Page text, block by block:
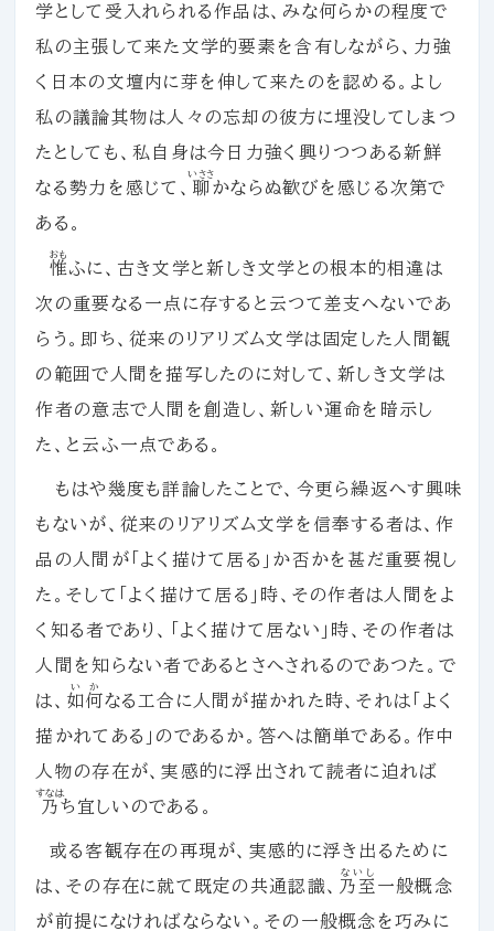
学として受入れられる作品は、みな何らかの程度で
私の主張して来た文学的要素を含有しながら、力強
く日本の文壇内に芽を伸して来たのを認める。よし
私の議論其物は人々の忘却の彼方に埋没してしまつ
たとしても、私自身は今日力強く興りつつある新鮮
なる勢力を感じて、 聊
いささ
かならぬ歓びを感じる次第で
ある。
惟
おも
ふに、古き文学と新しき文学との根本的相違は
次の重要なる一点に存すると云つて差支へないであ
らう。即ち、従来のリアリズム文学は固定した人間観
の範囲で人間を描写したのに対して、新しき文学は
作者の意志で人間を創造し、新しい運命を暗示し
た、と云ふ一点である。
もはや幾度も詳論したことで、今更ら繰返へす興味
もないが、従来のリアリズム文学を信奉する者は、作
品の人間が「よく描けて居る」か否かを甚だ重要視し
た。そして「よく描けて居る」時、その作者は人間をよ
く知る者であり、「よく描けて居ない」時、その作者は
人間を知らない者であるとさへされるのであつた。で
は、 如何
いか
なる工合に人間が描かれた時、それは「よく
描かれてある」のであるか。答へは簡単である。作中
人物の存在が、実感的に浮出されて読者に迫れば
乃
すなは
ち宜しいのである。
或る客観存在の再現が、実感的に浮き出るために
は、その存在に就て既定の共通認識、
乃至
ないし
一般概念
が前提になければならない。その一般概念を巧みに